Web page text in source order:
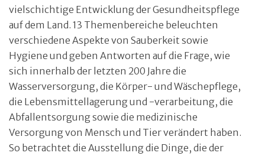
vielschichtige Entwicklung der Gesundheitspflege
auf dem Land. 13 Themenbereiche beleuchten
verschiedene Aspekte von Sauberkeit sowie
Hygiene und geben Antworten auf die Frage, wie
sich innerhalb der letzten 200 Jahre die
Wasserversorgung, die Körper- und Wäschepflege,
die Lebensmittellagerung und -verarbeitung, die
Abfallentsorgung sowie die medizinische
Versorgung von Mensch und Tier verändert haben.
So betrachtet die Ausstellung die Dinge, die der